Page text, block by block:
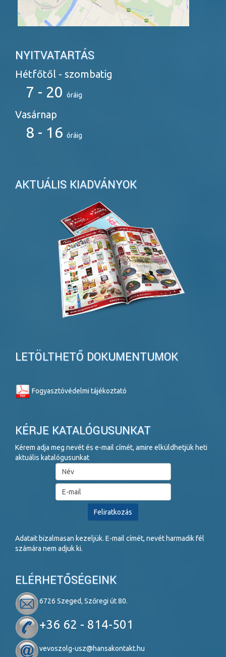
NYITVATARTÁS
Hétfőtől - szombatig
7 - 20 óráig
Vasárnap
8 - 16 óráig
AKTUÁLIS KIADVÁNYOK
LETÖLTHETŐ DOKUMENTUMOK
Fogyasztóvédelmi tájékoztató
KÉRJE KATALÓGUSUNKAT
Kérem adja meg nevét és e-mail címét, amire elküldhetjük heti
aktuális katalógusunkat
Adatait bizalmasan kezeljük. E-mail címét, nevét harmadik fél
számára nem adjuk ki.
ELÉRHETŐSÉGEINK
6726 Szeged, Szőregi út 80.
+36 62 - 814-501
vevoszolg-usz@hansakontakt.hu